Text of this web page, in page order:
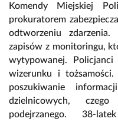
Komendy Miejskiej
prokuratorem
odtworzeniu
zapisów z monitoringu,
wytypowanej.
wizerunku i
poszukiwanie
dzielnicowych,
podejrzanego. 38-